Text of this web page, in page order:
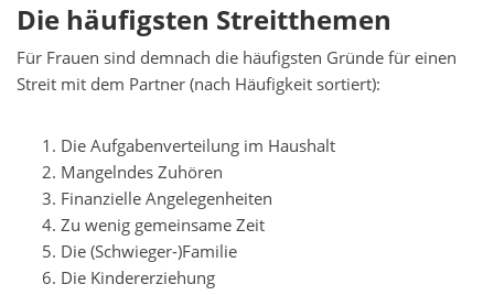
Die häufigsten Streitthemen
Für Frauen sind demnach die häufigsten Gründe für einen
Streit mit dem Partner (nach Häufigkeit sortiert):
Die Aufgabenverteilung im Haushalt
Mangelndes Zuhören
Finanzielle Angelegenheiten
Zu wenig gemeinsame Zeit
Die (Schwieger-)Familie
Die Kindererziehung